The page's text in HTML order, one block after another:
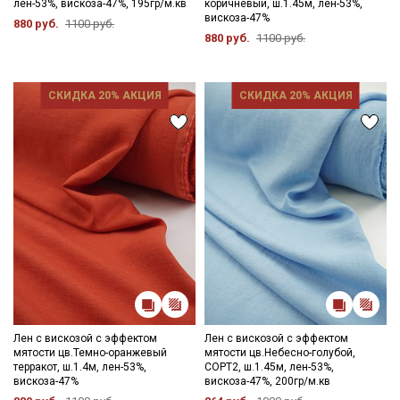
- сушить в подвешенном и расправленном состоянии, не
пересушивать;
- гладить рекомендуется с изнаночной стороны, через
Цветопередача (тон) может отличаться от оригинального
цвета ткани в зависимости от настроек вашего монитора и в
зависимости от партии.
лен-53%, вискоза-47%, 195гр/м.кв
880 руб. 1100 руб.
коричневый, ш.1.45м, лен-53%,
вискоза-47%
880 руб. 1100 руб.
СКИДКА 20% АКЦИЯ
Лен с вискозой с эффектом
мятости цв.Темно-оранжевый
терракот, ш.1.4м, лен-53%,
вискоза-47%
СКИДКА 20% АКЦИЯ
Лен с вискозой с эффектом
мятости цв.Небесно-голубой,
СОРТ2, ш.1.45м, лен-53%,
вискоза-47%, 200гр/м.кв
Секретная рассылка от Купава